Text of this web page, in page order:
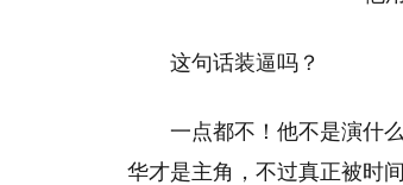
这句话装逼吗？
一点都不！他不是演什
华才是主角，不过真正被时